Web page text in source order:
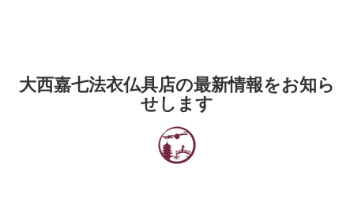
大西嘉七法衣仏具店の最新情報をお知ら
せします